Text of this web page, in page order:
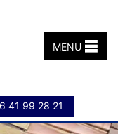
41 99 28 21
MENU